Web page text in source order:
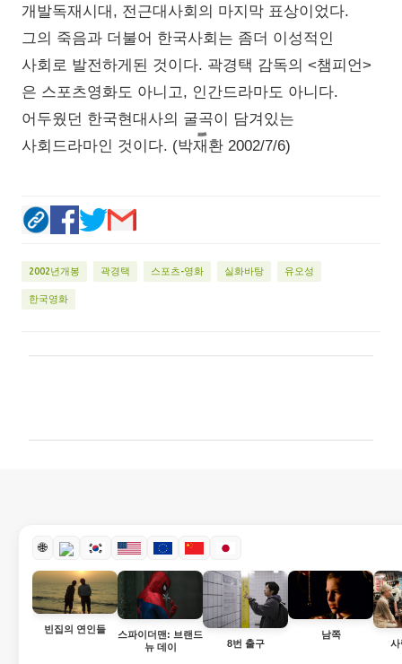
개발독재시대, 전근대사회의 마지막 표상이었다.
그의 죽음과 더불어 한국사회는 좀더 이성적인
사회로 발전하게된 것이다. 곽경택 감독의 <챔피언>
은 스포츠영화도 아니고, 인간드라마도 아니다.
어두웠던 한국현대사의 굴곡이 담겨있는
사회드라마인 것이다. (박재환 2002/7/6)
2002년개봉 곽경택 스포츠-영화 실화바탕 유오성
한국영화
🌐
빈집의 연인들
스파이더맨: 브랜드
뉴 데이
8번 출구
남쪽
사